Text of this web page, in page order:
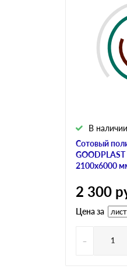
Сотовый
2100х6000
В наличии
2 300
Цена за
-